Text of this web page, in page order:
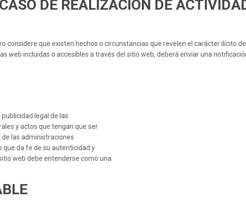
DE REALIZACIÓN DE
considere que existen hechos o circunstancias que revelen el carácter ilícito
web incluidas o accesibles a través del sitio web, deberá enviar una
legal de las
y actos que tengan que ser
las administraciones
da fe de su autenticidad y
web debe entenderse como una